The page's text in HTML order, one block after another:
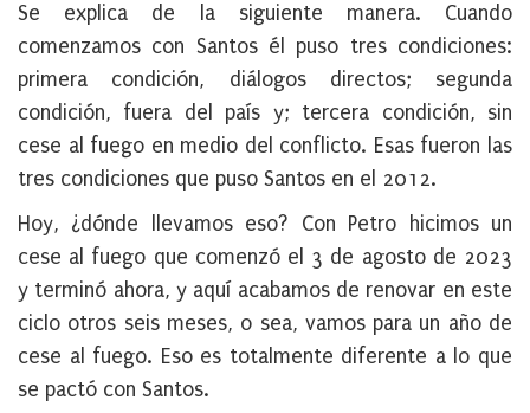
Se explica de la siguiente manera. Cuando
comenzamos con Santos él puso tres condiciones:
primera condición, diálogos directos; segunda
condición, fuera del país y; tercera condición, sin
cese al fuego en medio del conflicto. Esas fueron las
tres condiciones que puso Santos en el 2012.
Hoy, ¿dónde llevamos eso? Con Petro hicimos un
cese al fuego que comenzó el 3 de agosto de 2023
y terminó ahora, y aquí acabamos de renovar en este
ciclo otros seis meses, o sea, vamos para un año de
cese al fuego. Eso es totalmente diferente a lo que
se pactó con Santos.